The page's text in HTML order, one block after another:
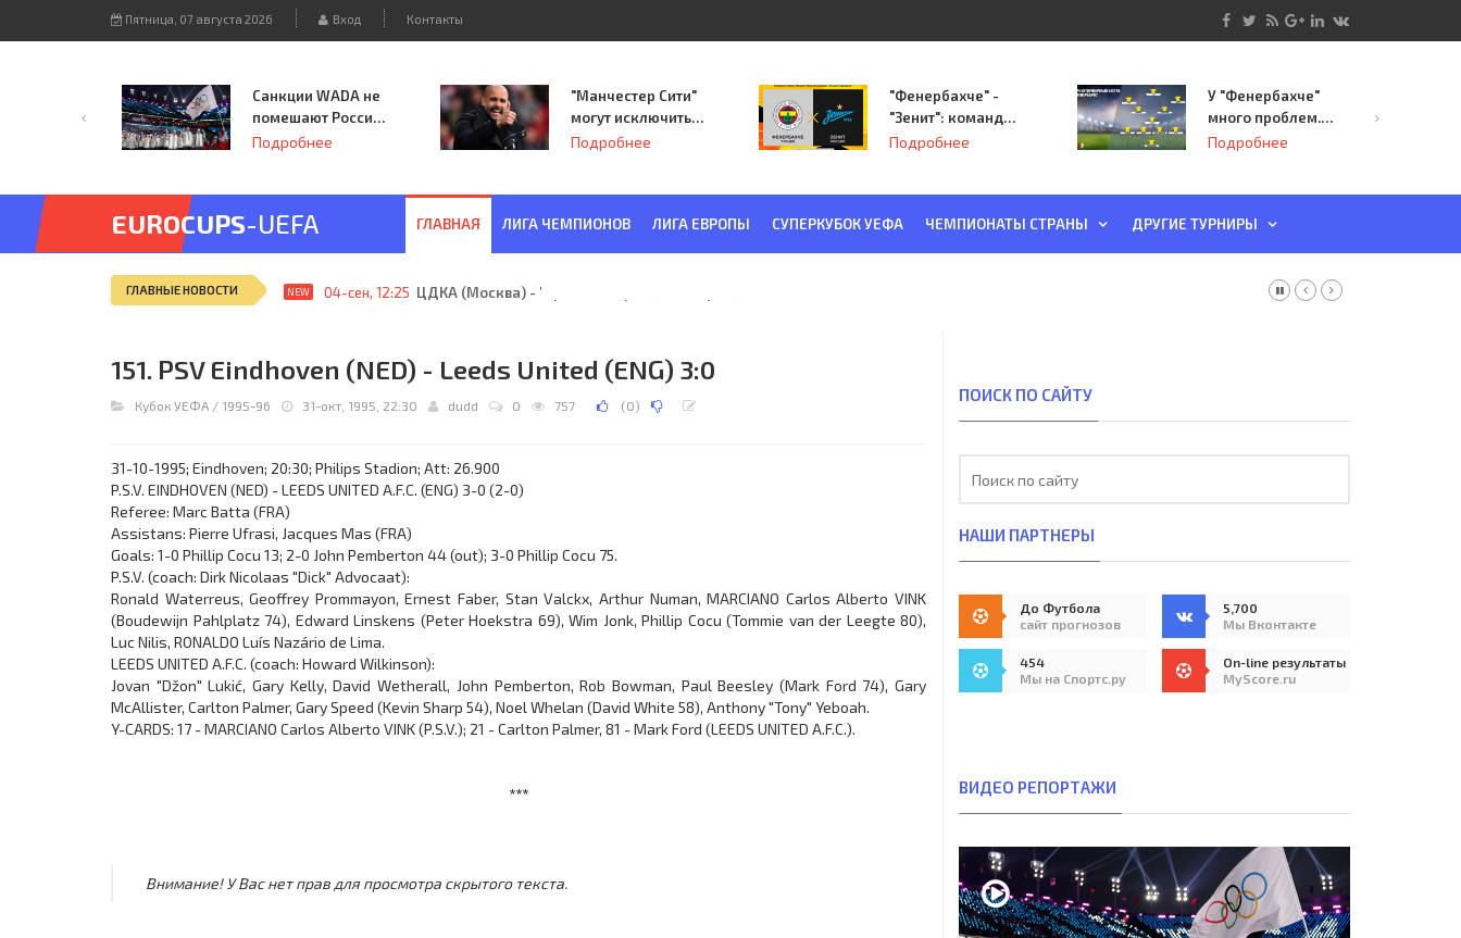
Пятница, 07 августа 2026 Вход Контакты
Санкции WADA не
помешают России
принять
Подробнее
"Манчестер Сити"
могут исключить
из Лиги
Подробнее
"Фенербахче" -
"Зенит": команда
Семака начинает
Подробнее
У "Фенербахче"
много проблем.
Но он опасен для
Подробнее
EUROCUPS-UEFA ГЛАВНАЯ ЛИГА ЧЕМПИОНОВ ЛИГА ЕВРОПЫ СУПЕРКУБОК УЕФА ЧЕМПИОНАТЫ СТРАНЫ ДРУГИЕ ТУРНИРЫ
ГЛАВНЫЕ НОВОСТИ NEW 04-сен, 12:25 ЦДКА (Москва) - "Красная Заря" (Ленинград) 6:2
151. PSV Eindhoven (NED) - Leeds United (ENG) 3:0
Кубок УЕФА / 1995-96 31-окт, 1995, 22:30 dudd 0 757 (0)
31-10-1995; Eindhoven; 20:30; Philips Stadion; Att: 26.900
P.S.V. EINDHOVEN (NED) - LEEDS UNITED A.F.C. (ENG) 3-0 (2-0)
Referee: Marc Batta (FRA)
Assistans: Pierre Ufrasi, Jacques Mas (FRA)
Goals: 1-0 Phillip Cocu 13; 2-0 John Pemberton 44 (out); 3-0 Phillip Cocu 75.
P.S.V. (coach: Dirk Nicolaas "Dick" Advocaat):
Ronald Waterreus, Geoffrey Prommayon, Ernest Faber, Stan Valckx, Arthur Numan, MARCIANO Carlos Alberto VINK
(Boudewijn Pahlplatz 74), Edward Linskens (Peter Hoekstra 69), Wim Jonk, Phillip Cocu (Tommie van der Leegte 80),
Luc Nilis, RONALDO Luís Nazário de Lima.
LEEDS UNITED A.F.C. (coach: Howard Wilkinson):
Jovan "Džon" Lukić, Gary Kelly, David Wetherall, John Pemberton, Rob Bowman, Paul Beesley (Mark Ford 74), Gary
McAllister, Carlton Palmer, Gary Speed (Kevin Sharp 54), Noel Whelan (David White 58), Anthony "Tony" Yeboah.
Y-CARDS: 17 - MARCIANO Carlos Alberto VINK (P.S.V.); 21 - Carlton Palmer, 81 - Mark Ford (LEEDS UNITED A.F.C.).
***
Внимание! У Вас нет прав для просмотра скрытого текста.
ПОИСК ПО САЙТУ
НАШИ ПАРТНЕРЫ
До Футбола
сайт прогнозов
5,700
Мы Вконтакте
454
Мы на Спортс.ру
On-line результаты
MyScore.ru
ВИДЕО РЕПОРТАЖИ